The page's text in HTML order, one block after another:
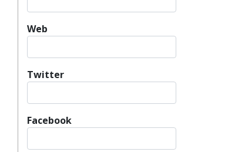
Web
Twitter
Facebook